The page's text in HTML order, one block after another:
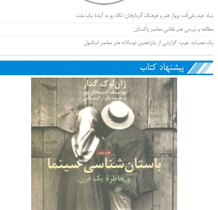
بنیاد حیدرعلی‌اُف، پرواز هنر و فرهنگ آذربایجان؛ نگاه رو به آیندۀ یک ملت
مطالعه و بررسی هنر نقاشی معاصر پاکستان
یک همسایه خوب، گزارشی از پانزدهمین دوسالانه هنر معاصر استانبول
پیشنهاد کتاب